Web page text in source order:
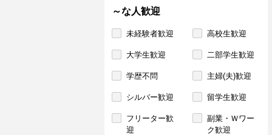
～な人歓迎
未経験者歓迎 高校生歓迎
大学生歓迎 二部学生歓迎
学歴不問 主婦(夫)歓迎
シルバー歓迎 留学生歓迎
フリーター歓
迎
副業・Ｗワー
ク歓迎